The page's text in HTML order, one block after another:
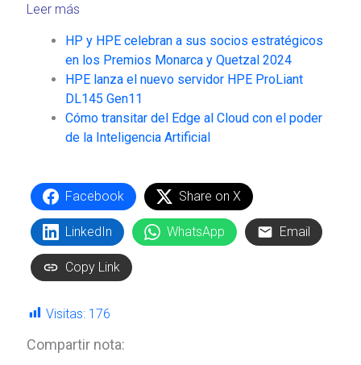
Leer más
HP y HPE celebran a sus socios estratégicos
en los Premios Monarca y Quetzal 2024
HPE lanza el nuevo servidor HPE ProLiant
DL145 Gen11
Cómo transitar del Edge al Cloud con el poder
de la Inteligencia Artificial
Facebook Share on X
LinkedIn WhatsApp Email
Copy Link
Visitas: 176
Compartir nota: